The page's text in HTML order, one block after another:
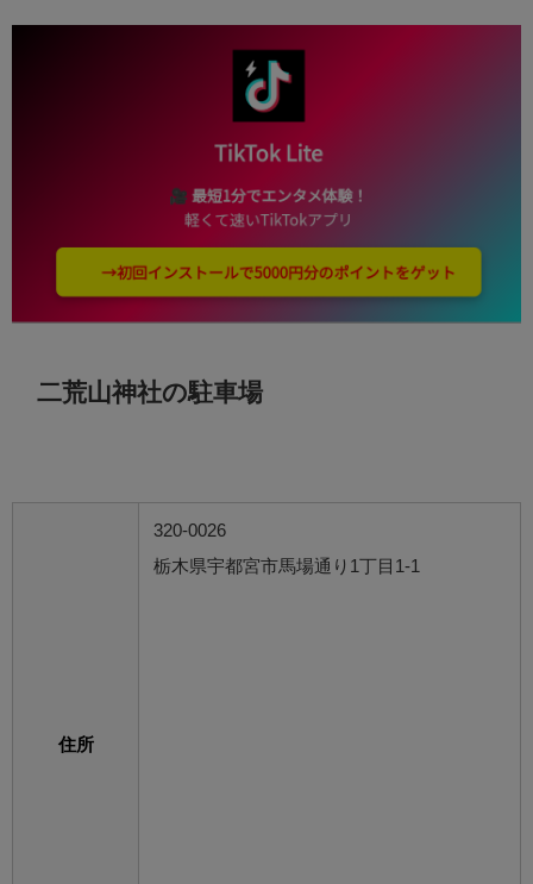
二荒山神社の駐車場
住所
320-0026
栃木県宇都宮市馬場通り1丁目1-1